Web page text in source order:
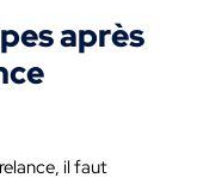
après
il faut